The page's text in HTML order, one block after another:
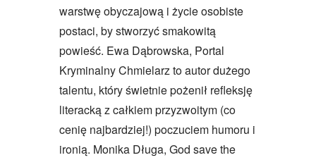
warstwę obyczajową i życie osobiste
postaci, by stworzyć smakowitą
powieść. Ewa Dąbrowska, Portal
Kryminalny Chmielarz to autor dużego
talentu, który świetnie pożenił refleksję
literacką z całkiem przyzwoitym (co
cenię najbardziej!) poczuciem humoru i
ironią. Monika Długa, God save the